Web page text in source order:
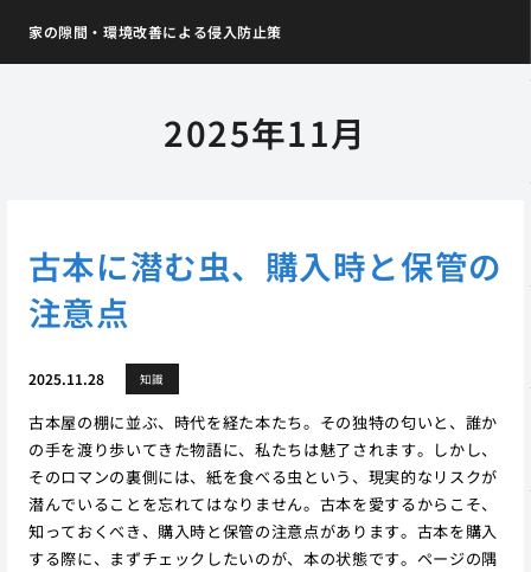
家の隙間・環境改善による侵入防止策
2025年11月
古本に潜む虫、購入時と保管の
注意点
2025.11.28 知識
古本屋の棚に並ぶ、時代を経た本たち。その独特の匂いと、誰か
の手を渡り歩いてきた物語に、私たちは魅了されます。しかし、
そのロマンの裏側には、紙を食べる虫という、現実的なリスクが
潜んでいることを忘れてはなりません。古本を愛するからこそ、
知っておくべき、購入時と保管の注意点があります。古本を購入
する際に、まずチェックしたいのが、本の状態です。ページの隅